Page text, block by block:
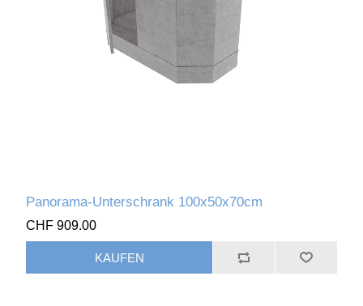
Panorama-Unterschrank 100x50x70cm
CHF 909.00